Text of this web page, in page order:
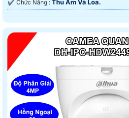
️✔️ Chức Năng : Thu Âm Và Loa.